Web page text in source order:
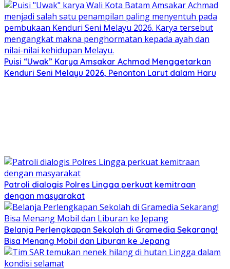
Puisi “Uwak” Karya Amsakar Achmad Menggetarkan
Kenduri Seni Melayu 2026, Penonton Larut dalam Haru
Patroli dialogis Polres Lingga perkuat kemitraan
dengan masyarakat
Belanja Perlengkapan Sekolah di Gramedia Sekarang!
Bisa Menang Mobil dan Liburan ke Jepang